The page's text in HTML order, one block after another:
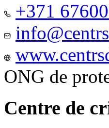
+371
ONG de
Centre de